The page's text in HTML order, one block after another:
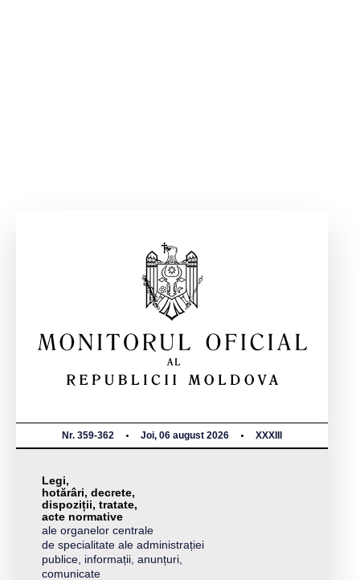
Nr. 359-362 Joi, 06 august 2026 XXXIII
Legi,
hotărâri, decrete,
dispoziții, tratate,
acte normative
ale organelor centrale
de specialitate ale administrației
publice, informații, anunțuri,
comunicate